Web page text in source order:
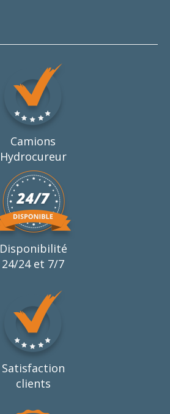
Camions
Hydrocureur
Disponibilité
24/24 et 7/7
Satisfaction
clients